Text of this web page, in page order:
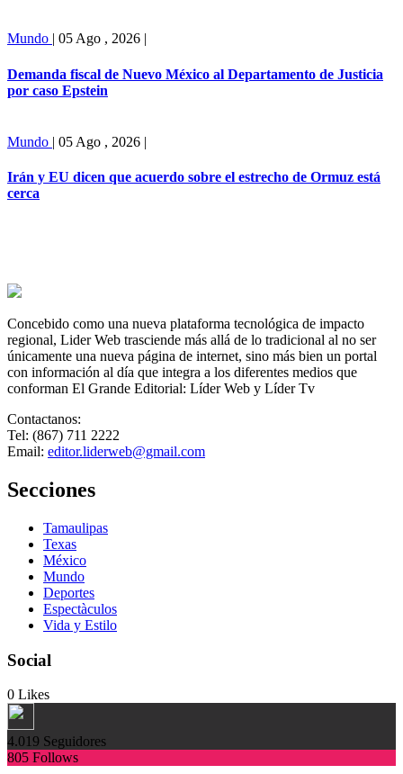
Mundo | 05 Ago , 2026 |
Demanda fiscal de Nuevo México al Departamento de Justicia
por caso Epstein
Mundo | 05 Ago , 2026 |
Irán y EU dicen que acuerdo sobre el estrecho de Ormuz está
cerca
Concebido como una nueva plataforma tecnológica de impacto
regional, Lider Web trasciende más allá de lo tradicional al no ser
únicamente una nueva página de internet, sino más bien un portal
con información al día que integra a los diferentes medios que
conforman El Grande Editorial: Líder Web y Líder Tv
Contactanos:
Tel: (867) 711 2222
Email: editor.liderweb@gmail.com
Secciones
Tamaulipas
Texas
México
Mundo
Deportes
Espectàculos
Vida y Estilo
Social
0 Likes
4.019 Seguidores
805 Follows